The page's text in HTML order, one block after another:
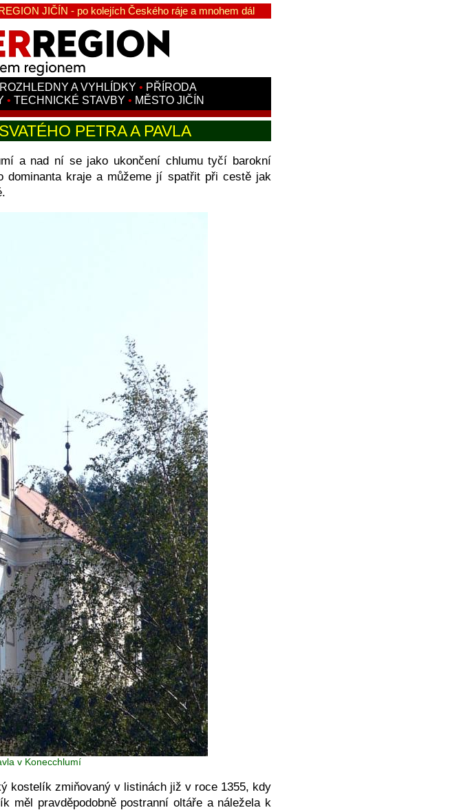
JIČÍN - po kolejích Českého ráje a mnohem dál
ROZHLEDNY A VYHLÍDKY • PŘÍRODA
• TECHNICKÉ STAVBY • MĚSTO JIČÍN
PETRA A PAVLA
a nad ní se jako ukončení chlumu tyčí barokní
kraje a můžeme jí spatřit při cestě jak
v Konecchlumí
kostelík zmiňovaný v listinách již v roce 1355, kdy
měl pravděpodobně postranní oltáře a náležela k